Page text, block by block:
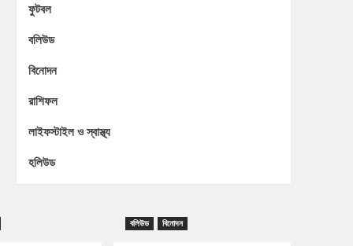
ফুটবল
বলিউড
বিনোদন
রাশিফল
লাইফস্টাইল ও স্বাস্থ্য
হলিউড
বলিউড বিনোদন